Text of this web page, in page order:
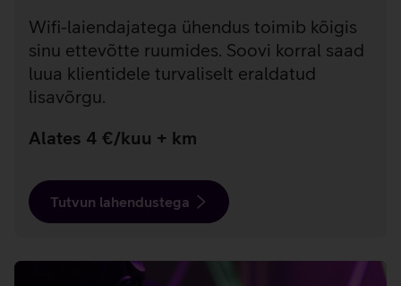
Wifi-laiendajatega ühendus toimib kõigis
sinu ettevõtte ruumides. Soovi korral saad
luua klientidele turvaliselt eraldatud
lisavõrgu.
Alates 4 €/kuu + km
Tutvun lahendustega